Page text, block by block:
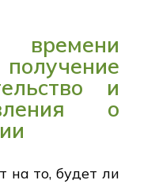
и
о
на то, будет ли